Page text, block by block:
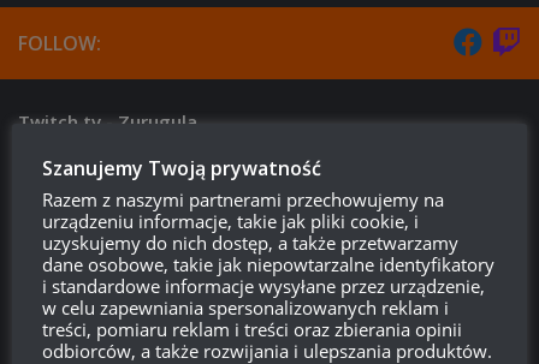
FOLLOW:
Twitch.tv - Zurugula
Szanujemy Twoją prywatność
Razem z naszymi partnerami przechowujemy na
urządzeniu informacje, takie jak pliki cookie, i
uzyskujemy do nich dostęp, a także przetwarzamy
dane osobowe, takie jak niepowtarzalne identyfikatory
i standardowe informacje wysyłane przez urządzenie,
w celu zapewniania spersonalizowanych reklam i
treści, pomiaru reklam i treści oraz zbierania opinii
odbiorców, a także rozwijania i ulepszania produktów.